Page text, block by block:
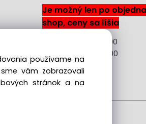
Je možný len po
shop, ceny sa líšia
Pon-Pia: 08:00 -18:00
Sobota: 08:00 - 13:00
používame na
vám zobrazovali
stránok a na